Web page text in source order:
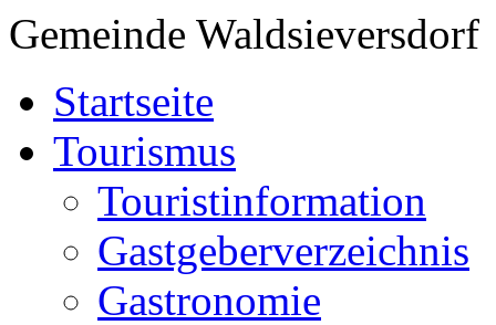
Gemeinde Waldsieversdorf
Startseite
Tourismus
Touristinformation
Gastgeberverzeichnis
Gastronomie